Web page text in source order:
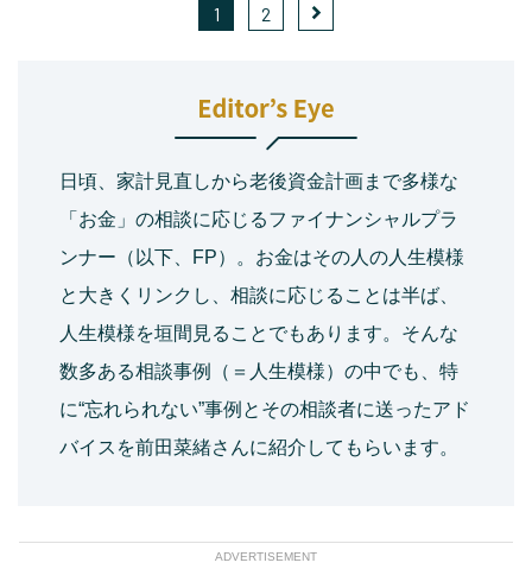
1 2
日頃、家計見直しから老後資金計画まで多様な
「お金」の相談に応じるファイナンシャルプラ
ンナー（以下、FP）。お金はその人の人生模様
と大きくリンクし、相談に応じることは半ば、
人生模様を垣間見ることでもあります。そんな
数多ある相談事例（＝人生模様）の中でも、特
に“忘れられない”事例とその相談者に送ったアド
バイスを前田菜緒さんに紹介してもらいます。
ADVERTISEMENT